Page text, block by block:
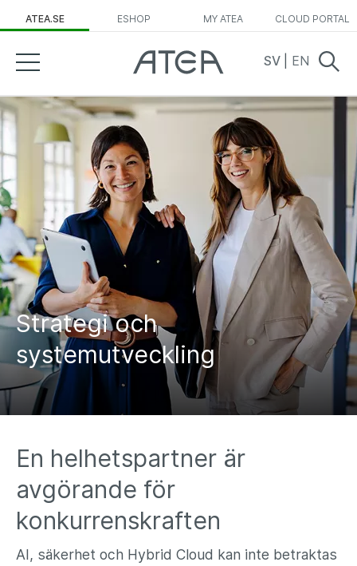
ATEA.SE ESHOP MY ATEA CLOUD PORTAL
SV EN
Strategi och
systemutveckling
En helhetspartner är
avgörande för
konkurrenskraften
AI, säkerhet och Hybrid Cloud kan inte betraktas